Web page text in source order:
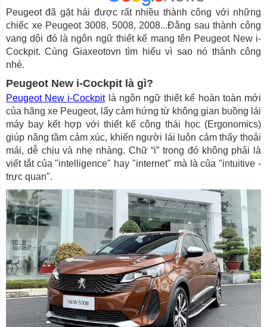
Peugeot đã gặt hái được rất nhiều thành công với những
chiếc xe Peugeot 3008, 5008, 2008...Đằng sau thành công
vang dội đó là ngôn ngữ thiết kế mang tên Peugeot New i-
Cockpit. Cùng Giaxeotovn tìm hiểu vì sao nó thành công
nhé.
Peugeot New i-Cockpit là gì?
Peugeot New i-Cockpitlà ngôn ngữ thiết kế hoàn toàn mới
của hãng xe Peugeot, lấy cảm hứng từ không gian buồng lái
máy bay kết hợp với thiết kế công thái học (Ergonomics)
giúp nâng tầm cảm xúc, khiến người lái luôn cảm thấy thoải
mái, dễ chịu và nhẹ nhàng. Chữ “i” trong đó không phải là
viết tắt của "intelligence" hay "internet" mà là của "intuitive -
trực quan".